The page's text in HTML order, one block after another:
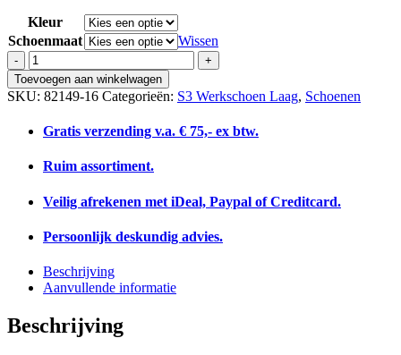
Kleur
Schoenmaat
Wissen
Sixton
Urban
Capri
aantal
Toevoegen aan winkelwagen
SKU: 82149-16 Categorieën: S3 Werkschoen Laag, Schoenen
Gratis verzending v.a. € 75,- ex btw.
Ruim assortiment.
Veilig afrekenen met iDeal, Paypal of Creditcard.
Persoonlijk deskundig advies.
Beschrijving
Aanvullende informatie
Beschrijving